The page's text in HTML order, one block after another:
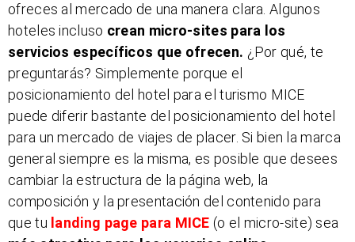
ofreces al mercado de una manera clara. Algunos
hoteles incluso crean micro-sites para los
servicios específicos que ofrecen. ¿Por qué, te
preguntarás? Simplemente porque el
posicionamiento del hotel para el turismo MICE
puede diferir bastante del posicionamiento del hotel
para un mercado de viajes de placer. Si bien la marca
general siempre es la misma, es posible que desees
cambiar la estructura de la página web, la
composición y la presentación del contenido para
que tu landing page para MICE (o el micro-site) sea